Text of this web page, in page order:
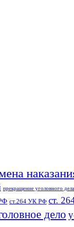
прекращение уголовного дела
ст.264 УК РФ ст.
дело